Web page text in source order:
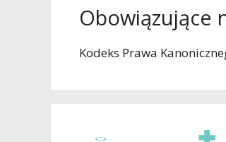
Obowiązujące
Kodeks Prawa